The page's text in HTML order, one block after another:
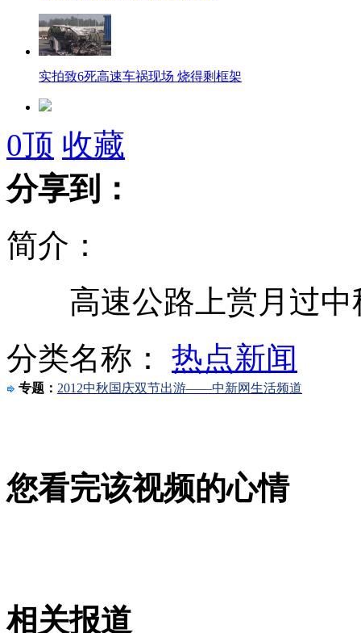
实拍致6死高速车祸现场 烧得剩框架
京津塘高速追尾事故致6死 5名德国人
卡扎菲是被法国特工所杀？
深圳：套牌军车打人冲卡很猖狂
悲催 下车方便被落高速公路
网友幽默心态应对高速拥堵
无痛分娩是否安全 医生回应
0顶 收藏
分享到：
简介：
高速公路上赏月过中
分类名称： 热点新闻
专题： 2012中秋国庆双节出游——中新网生活频道
您看完该视频的心情
相关报道